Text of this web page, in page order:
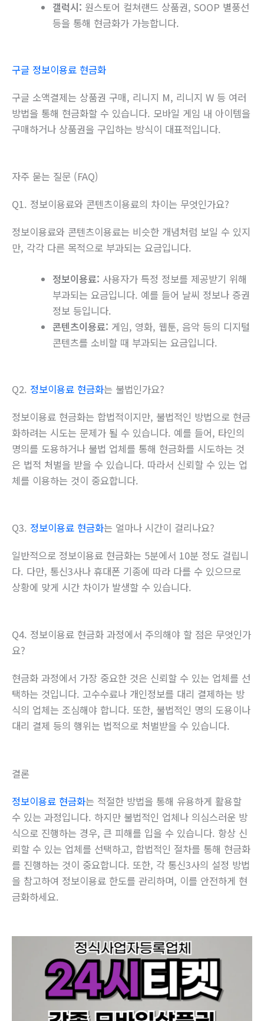
갤럭시: 원스토어 컬쳐랜드 상품권, SOOP 별풍선
등을 통해 현금화가 가능합니다.
구글 정보이용료 현금화
구글 소액결제는 상품권 구매, 리니지 M, 리니지 W 등 여러
방법을 통해 현금화할 수 있습니다. 모바일 게임 내 아이템을
구매하거나 상품권을 구입하는 방식이 대표적입니다.
자주 묻는 질문 (FAQ)
Q1. 정보이용료와 콘텐츠이용료의 차이는 무엇인가요?
정보이용료와 콘텐츠이용료는 비슷한 개념처럼 보일 수 있지
만, 각각 다른 목적으로 부과되는 요금입니다.
정보이용료: 사용자가 특정 정보를 제공받기 위해
부과되는 요금입니다. 예를 들어 날씨 정보나 증권
정보 등입니다.
콘텐츠이용료: 게임, 영화, 웹툰, 음악 등의 디지털
콘텐츠를 소비할 때 부과되는 요금입니다.
Q2. 정보이용료 현금화는 불법인가요?
정보이용료 현금화는 합법적이지만, 불법적인 방법으로 현금
화하려는 시도는 문제가 될 수 있습니다. 예를 들어, 타인의
명의를 도용하거나 불법 업체를 통해 현금화를 시도하는 것
은 법적 처벌을 받을 수 있습니다. 따라서 신뢰할 수 있는 업
체를 이용하는 것이 중요합니다.
Q3. 정보이용료 현금화는 얼마나 시간이 걸리나요?
일반적으로 정보이용료 현금화는 5분에서 10분 정도 걸립니
다. 다만, 통신3사나 휴대폰 기종에 따라 다를 수 있으므로
상황에 맞게 시간 차이가 발생할 수 있습니다.
Q4. 정보이용료 현금화 과정에서 주의해야 할 점은 무엇인가
요?
현금화 과정에서 가장 중요한 것은 신뢰할 수 있는 업체를 선
택하는 것입니다. 고수수료나 개인정보를 대리 결제하는 방
식의 업체는 조심해야 합니다. 또한, 불법적인 명의 도용이나
대리 결제 등의 행위는 법적으로 처벌받을 수 있습니다.
결론
정보이용료 현금화는 적절한 방법을 통해 유용하게 활용할
수 있는 과정입니다. 하지만 불법적인 업체나 의심스러운 방
식으로 진행하는 경우, 큰 피해를 입을 수 있습니다. 항상 신
뢰할 수 있는 업체를 선택하고, 합법적인 절차를 통해 현금화
를 진행하는 것이 중요합니다. 또한, 각 통신3사의 설정 방법
을 참고하여 정보이용료 한도를 관리하며, 이를 안전하게 현
금화하세요.